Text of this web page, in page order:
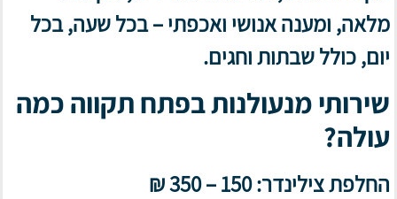
מלאה, ומענה אנושי ואכפתי –בכל שעה, בכל
יום, כולל שבתות וחגים.
שירותי מנעולנות בפתח תקווה כמה
עולה?
החלפת צילינדר:150 – 350 ₪